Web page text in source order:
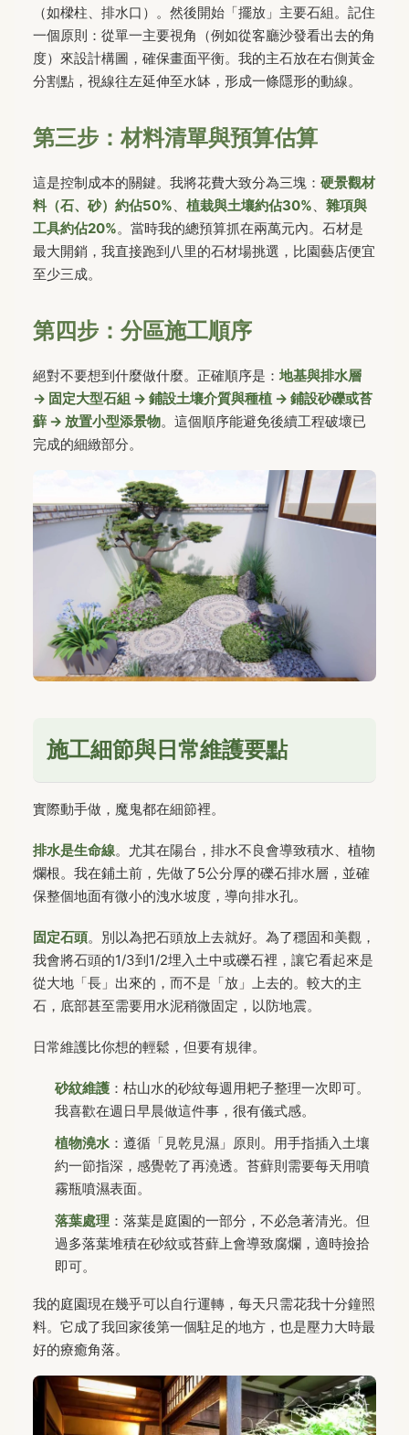
（如樑柱、排水口）。然後開始「擺放」主要石組。記住
一個原則：從單一主要視角（例如從客廳沙發看出去的角
度）來設計構圖，確保畫面平衡。我的主石放在右側黃金
分割點，視線往左延伸至水缽，形成一條隱形的動線。
第三步：材料清單與預算估算
這是控制成本的關鍵。我將花費大致分為三塊： 硬景觀材
料（石、砂）約佔50%、 植栽與土壤約佔30%、 雜項與
工具約佔20%。當時我的總預算抓在兩萬元內。石材是
最大開銷，我直接跑到八里的石材場挑選，比園藝店便宜
至少三成。
第四步：分區施工順序
絕對不要想到什麼做什麼。正確順序是： 地基與排水層
→ 固定大型石組 → 鋪設土壤介質與種植 → 鋪設砂礫或苔
蘚 → 放置小型添景物。這個順序能避免後續工程破壞已
完成的細緻部分。
施工細節與日常維護要點
實際動手做，魔鬼都在細節裡。
排水是生命線。尤其在陽台，排水不良會導致積水、植物
爛根。我在鋪土前，先做了5公分厚的礫石排水層，並確
保整個地面有微小的洩水坡度，導向排水孔。
固定石頭。別以為把石頭放上去就好。為了穩固和美觀，
我會將石頭的1/3到1/2埋入土中或礫石裡，讓它看起來是
從大地「長」出來的，而不是「放」上去的。較大的主
石，底部甚至需要用水泥稍微固定，以防地震。
日常維護比你想的輕鬆，但要有規律。
砂紋維護 ：枯山水的砂紋每週用耙子整理一次即可。
我喜歡在週日早晨做這件事，很有儀式感。
植物澆水 ：遵循「見乾見濕」原則。用手指插入土壤
約一節指深，感覺乾了再澆透。苔蘚則需要每天用噴
霧瓶噴濕表面。
落葉處理 ：落葉是庭園的一部分，不必急著清光。但
過多落葉堆積在砂紋或苔蘚上會導致腐爛，適時撿拾
即可。
我的庭園現在幾乎可以自行運轉，每天只需花我十分鐘照
料。它成了我回家後第一個駐足的地方，也是壓力大時最
好的療癒角落。